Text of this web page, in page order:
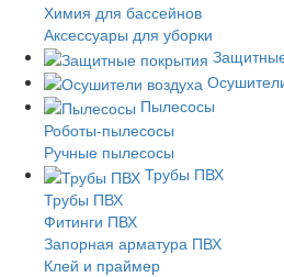
Химия для бассейнов
Аксессуары для уборки
Пылесосы
Роботы-пылесосы
Ручные пылесосы
Трубы ПВХ
Трубы ПВХ
Фитинги ПВХ
Запорная арматура ПВХ
Клей и праймер